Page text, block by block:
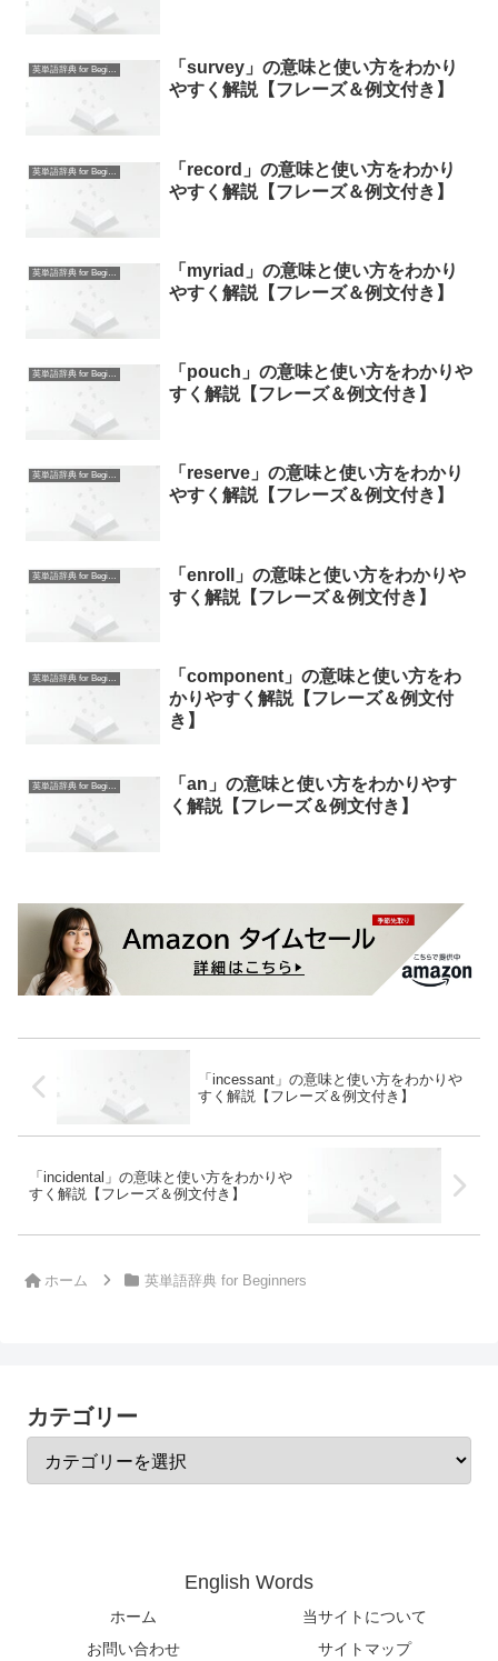
英単語辞典 for Beginners
「survey」の意味と使い方をわかり
やすく解説【フレーズ＆例文付き】
英単語辞典 for Beginners
「record」の意味と使い方をわかり
やすく解説【フレーズ＆例文付き】
英単語辞典 for Beginners
「myriad」の意味と使い方をわかり
やすく解説【フレーズ＆例文付き】
英単語辞典 for Beginners
「pouch」の意味と使い方をわかりや
すく解説【フレーズ＆例文付き】
英単語辞典 for Beginners
「reserve」の意味と使い方をわかり
やすく解説【フレーズ＆例文付き】
英単語辞典 for Beginners
「enroll」の意味と使い方をわかりや
すく解説【フレーズ＆例文付き】
英単語辞典 for Beginners
「component」の意味と使い方をわ
かりやすく解説【フレーズ＆例文付
き】
英単語辞典 for Beginners
「an」の意味と使い方をわかりやす
く解説【フレーズ＆例文付き】
「incessant」の意味と使い方をわかりや
すく解説【フレーズ＆例文付き】
「incidental」の意味と使い方をわかりや
すく解説【フレーズ＆例文付き】
ホーム 英単語辞典 for Beginners
カテゴリー
English Words
ホーム
当サイトについて
お問い合わせ
サイトマップ